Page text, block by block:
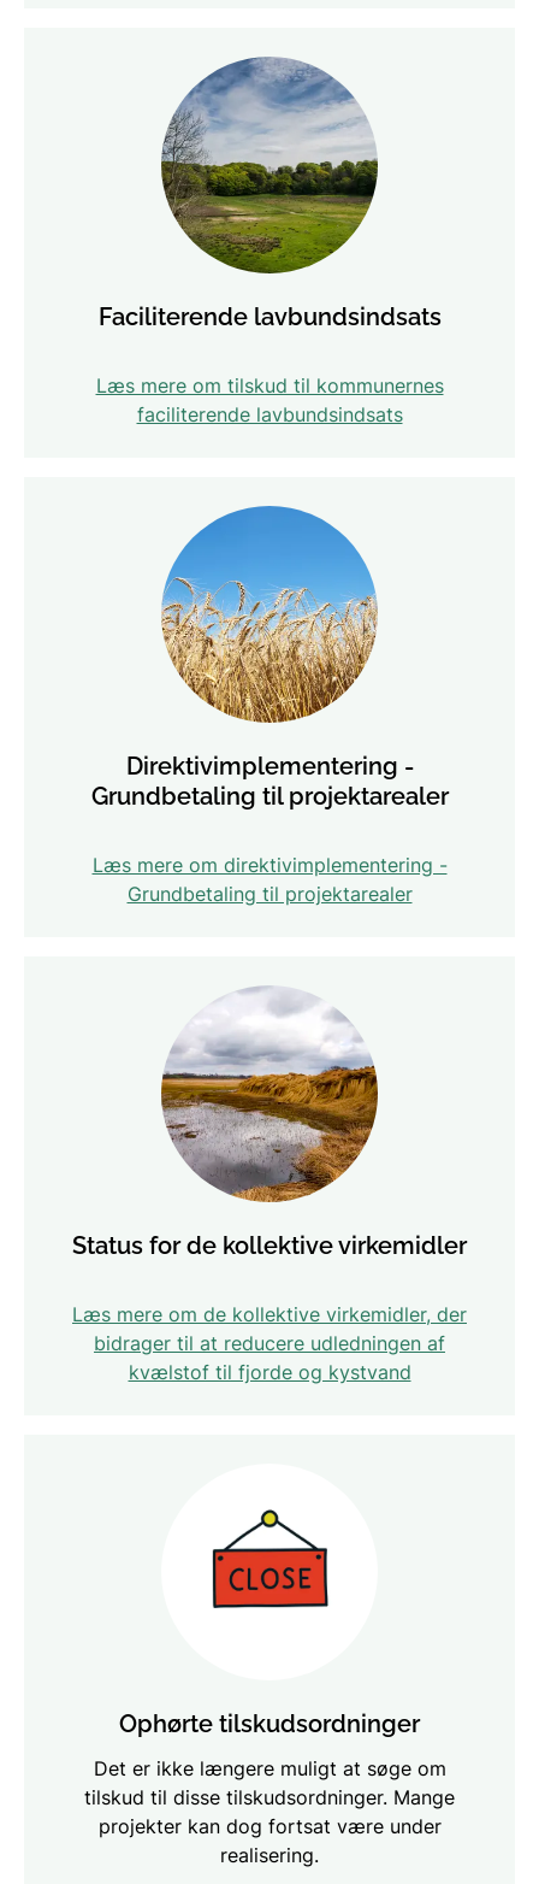
Faciliterende lavbundsindsats
Læs mere om tilskud til kommunernes
faciliterende lavbundsindsats
Direktivimplementering -
Grundbetaling til projektarealer
Læs mere om direktivimplementering -
Grundbetaling til projektarealer
Status for de kollektive virkemidler
Læs mere om de kollektive virkemidler, der
bidrager til at reducere udledningen af
kvælstof til fjorde og kystvand
Ophørte tilskudsordninger
Det er ikke længere muligt at søge om
tilskud til disse tilskudsordninger. Mange
projekter kan dog fortsat være under
realisering.